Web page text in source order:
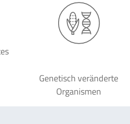
Genetisch veränderte
Organismen